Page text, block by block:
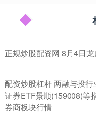
正规炒股配资网 8月4日
配资炒股杠杆 两融与投
证券ETF景顺(159008)等
券商板块行情